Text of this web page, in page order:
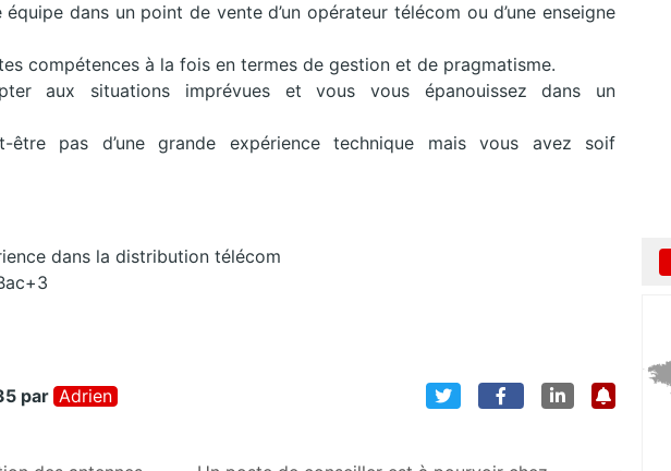
dans un point de vente d’un opérateur télécom ou d’une enseigne
compétences à la fois en termes de gestion et de pragmatisme.
aux situations imprévues et vous vous épanouissez dans un
être pas d’une grande expérience technique mais vous avez soif
dans la distribution télécom
par Adrien